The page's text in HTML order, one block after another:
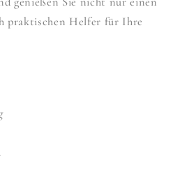
praktischen Helfer für Ihre